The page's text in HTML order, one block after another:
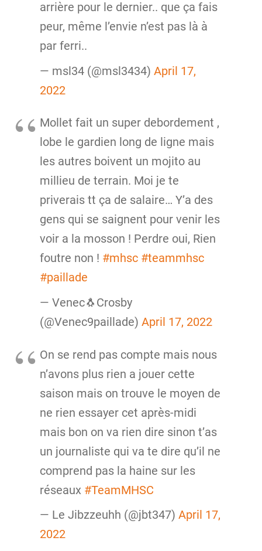
arrière pour le dernier.. que ça fais
peur, même l’envie n’est pas là à
par ferri..
— msl34 (@msl3434) April 17,
2022
Mollet fait un super debordement ,
lobe le gardien long de ligne mais
les autres boivent un mojito au
millieu de terrain. Moi je te
priverais tt ça de salaire… Y’a des
gens qui se saignent pour venir les
voir a la mosson ! Perdre oui, Rien
foutre non ! #mhsc #teammhsc
#paillade
— Venec🐧Crosby
(@Venec9paillade) April 17, 2022
On se rend pas compte mais nous
n’avons plus rien a jouer cette
saison mais on trouve le moyen de
ne rien essayer cet après-midi
mais bon on va rien dire sinon t’as
un journaliste qui va te dire qu’il ne
comprend pas la haine sur les
réseaux #TeamMHSC
— Le Jibzzeuhh (@jbt347) April 17,
2022